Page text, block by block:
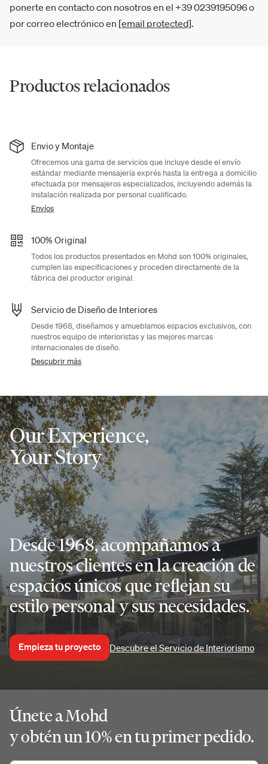
ponerte en contacto con nosotros en el +39 0239195096 o
por correo electrónico en [email protected].
Productos relacionados
Envio y Montaje
Ofrecemos una gama de servicios que incluye desde el envío
estándar mediante mensajería exprés hasta la entrega a domicilio
efectuada por mensajeros especializados, incluyendo además la
instalación realizada por personal cualificado.
Envíos
100% Original
Todos los productos presentados en Mohd son 100% originales,
cumplen las especificaciones y proceden directamente de la
fábrica del productor original.
Servicio de Diseño de Interiores
Desde 1968, diseñamos y amueblamos espacios exclusivos, con
nuestros equipo de interioristas y las mejores marcas
internacionales de diseño.
Descubrir más
Our Experience,
Your Story
Desde 1968, acompañamos a
nuestros clientes en la creación de
espacios únicos que reflejan su
estilo personal y sus necesidades.
Empieza tu proyecto Descubre el Servicio de Interiorismo
Únete a Mohd
y obtén un 10% en tu primer pedido.